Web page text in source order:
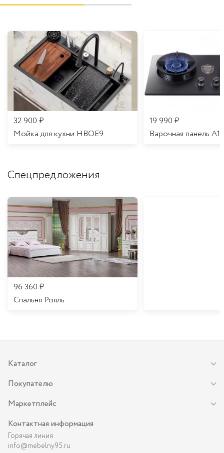
32 900 ₽
Мойка для кухни HBOE9
19 990 ₽
Варочная панель A16
Спецпредложения
96 360 ₽
Спальня Рояль
Каталог
Покупателю
Маркетплейс
Контактная информация
Горячая линия
info@mebelny95.ru